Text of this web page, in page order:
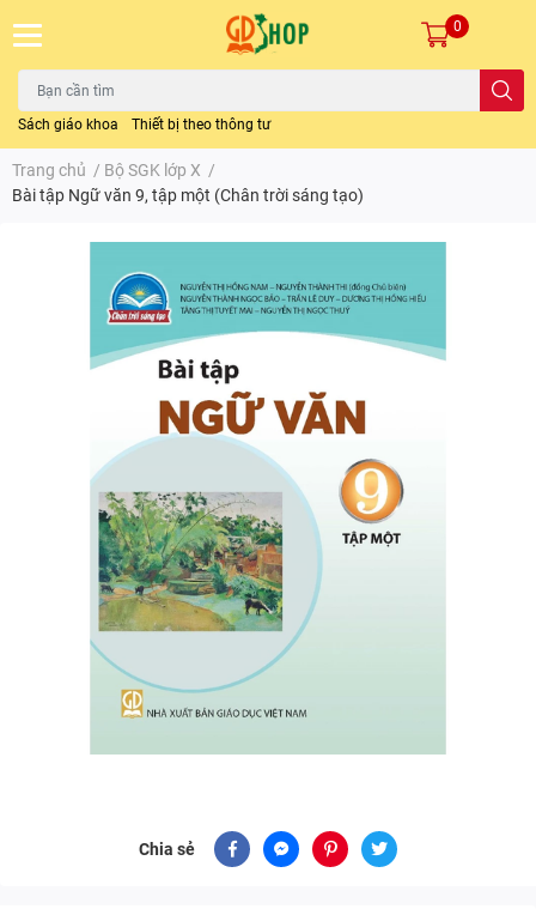
Sách giáo khoa Thiết bị theo thông tư
0
Trang chủ / Bộ SGK lớp X /
Bài tập Ngữ văn 9, tập một (Chân trời sáng tạo)
Chia sẻ